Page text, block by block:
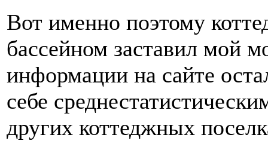
Вот именно поэтому
бассейном заставил мой
информации на сайте
себе
других коттеджных